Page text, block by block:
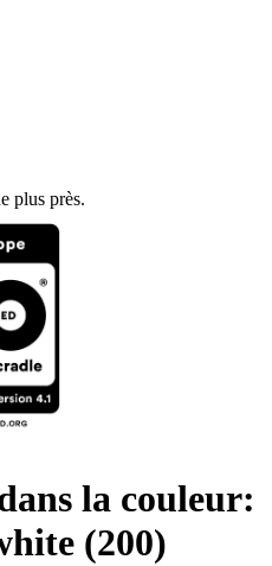
plus près.
la couleur:
(200)